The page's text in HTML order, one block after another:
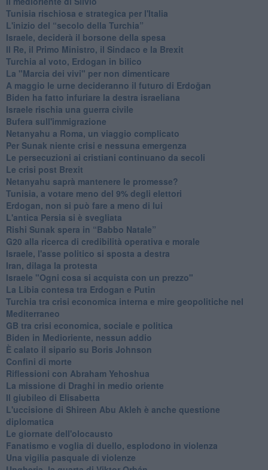
Tunisia rischiosa e strategica per l'Italia
L'inizio del “secolo della Turchia”
Israele, deciderà il borsone della spesa
Il Re, il Primo Ministro, il Sindaco e la Brexit
Turchia al voto, Erdogan in bilico
La "Marcia dei vivi" per non dimenticare
A maggio le urne decideranno il futuro di Erdoğan
Biden ha fatto infuriare la destra israeliana
Israele rischia una guerra civile
Bufera sull'immigrazione
Netanyahu a Roma, un viaggio complicato
Per Sunak niente crisi e nessuna emergenza
Le persecuzioni ai cristiani continuano da secoli
Le crisi post Brexit
Netanyahu saprà mantenere le promesse?
Tunisia, a votare meno del 9% degli elettori
Erdogan, non si può fare a meno di lui
L'antica Persia si è svegliata
Rishi Sunak spera in “Babbo Natale”
G20 alla ricerca di credibilità operativa e morale
Israele, l'asse politico si sposta a destra
Iran, dilaga la protesta
Israele "Ogni cosa si acquista con un prezzo"
La Libia contesa tra Erdogan e Putin
Turchia tra crisi economica interna e mire geopolitiche nel
Mediterraneo
GB tra crisi economica, sociale e politica
Biden in Medioriente, nessun addio
È calato il sipario su Boris Johnson
Confini di morte
Riflessioni con Abraham Yehoshua
La missione di Draghi in medio oriente
Il giubileo di Elisabetta
L'uccisione di Shireen Abu Akleh è anche questione
diplomatica
Le giornate dell'olocausto
Fanatismo e voglia di duello, esplodono in violenza
Una vigilia pasquale di violenze